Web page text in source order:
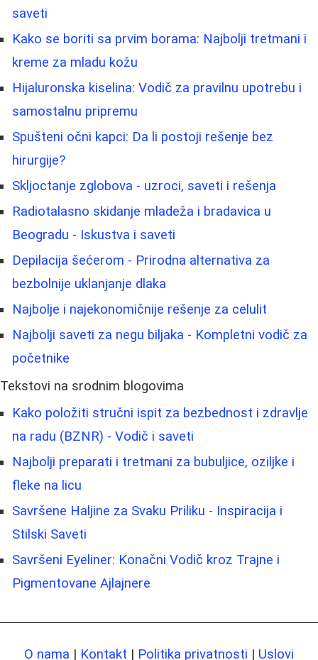
saveti
Kako se boriti sa prvim borama: Najbolji tretmani i
kreme za mladu kožu
Hijaluronska kiselina: Vodič za pravilnu upotrebu i
samostalnu pripremu
Spušteni očni kapci: Da li postoji rešenje bez
hirurgije?
Skljoctanje zglobova - uzroci, saveti i rešenja
Radiotalasno skidanje mladeža i bradavica u
Beogradu - Iskustva i saveti
Depilacija šećerom - Prirodna alternativa za
bezbolnije uklanjanje dlaka
Najbolje i najekonomičnije rešenje za celulit
Najbolji saveti za negu biljaka - Kompletni vodič za
početnike
Tekstovi na srodnim blogovima
Kako položiti stručni ispit za bezbednost i zdravlje
na radu (BZNR) - Vodič i saveti
Najbolji preparati i tretmani za bubuljice, oziljke i
fleke na licu
Savršene Haljine za Svaku Priliku - Inspiracija i
Stilski Saveti
Savršeni Eyeliner: Konačni Vodič kroz Trajne i
Pigmentovane Ajlajnere
O nama | Kontakt | Politika privatnosti | Uslovi